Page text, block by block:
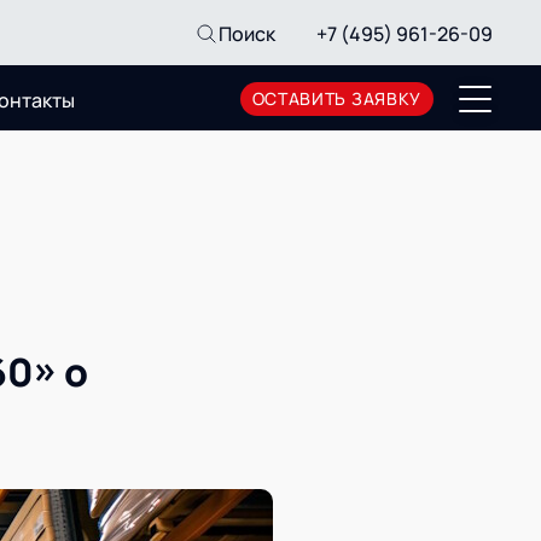
Поиск +7 (495) 961-26-09
ОСТАВИТЬ ЗАЯВКУ
о